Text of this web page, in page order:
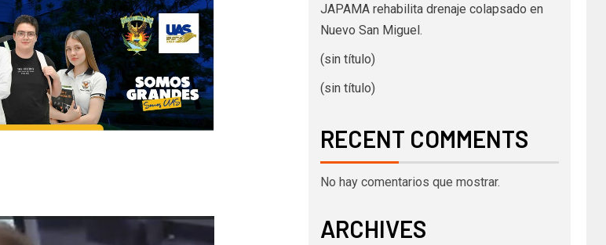
JAPAMA rehabilita drenaje colapsado en
Nuevo San Miguel.
(sin título)
(sin título)
RECENT COMMENTS
No hay comentarios que mostrar.
ARCHIVES